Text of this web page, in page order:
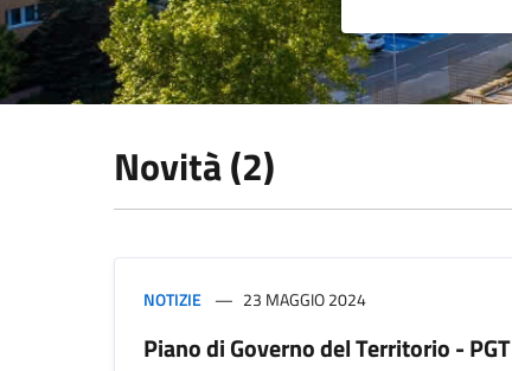
Novità (2)
NOTIZIE 23 MAGGIO 2024
Piano di Governo del Territorio - PGT